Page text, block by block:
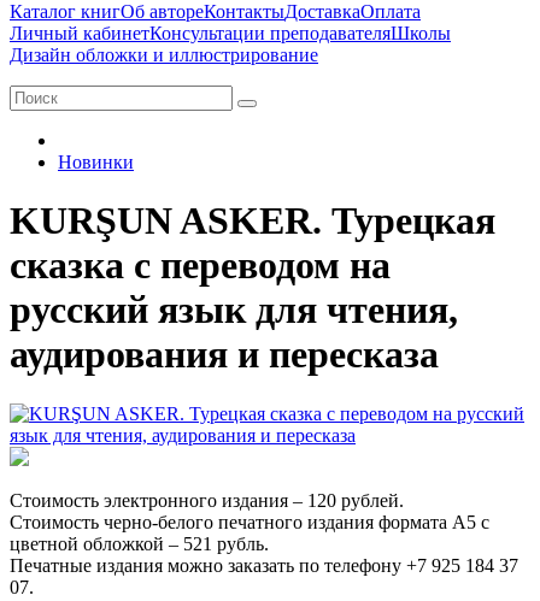
Каталог книгОб автореКонтактыДоставкаОплата
Личный кабинетКонсультации преподавателяШколы
Дизайн обложки и иллюстрирование
Новинки
KURŞUN ASKER. Турецкая
сказка с переводом на
русский язык для чтения,
аудирования и пересказа
Стоимость электронного издания – 120 рублей.
Стоимость черно-белого печатного издания формата А5 с
цветной обложкой – 521 рубль.
Печатные издания можно заказать по телефону +7 925 184 37
07.